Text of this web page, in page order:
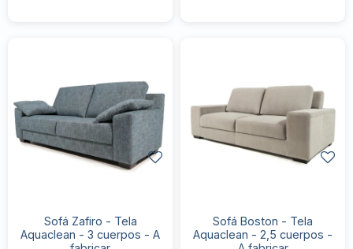
Sofá Zafiro - Tela
Aquaclean - 3 cuerpos - A
Sofá Boston - Tela
Aquaclean - 2,5 cuerpos -